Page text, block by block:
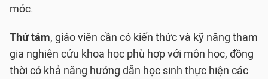
móc.
Thứ tám, giáo viên cần có kiến thức và kỹ năng tham
gia nghiên cứu khoa học phù hợp với môn học, đồng
thời có khả năng hướng dẫn học sinh thực hiện các